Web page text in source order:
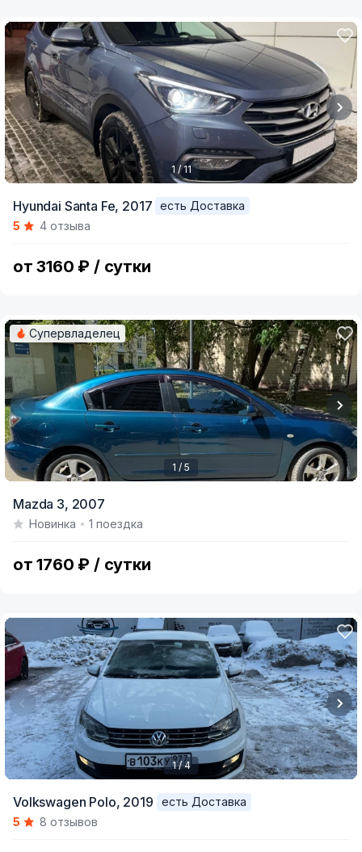
of
1 / 11
Hyundai Santa Fe, 2017
есть Доставка
5
4 отзыва
от 3160 ₽ / сутки
of
Супервладелец
1 / 5
Mazda 3, 2007
Новинка 1 поездка
от 1760 ₽ / сутки
of
1 / 4
Volkswagen Polo, 2019
есть Доставка
5
8 отзывов